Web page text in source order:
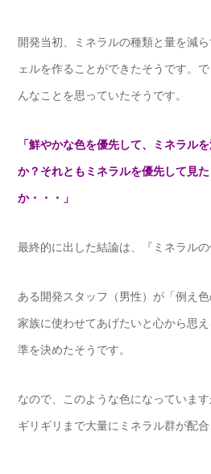
開発当初、ミネラルの種類と量を減
ェルを作ることができたそうです。
んなことを思っていたそうです。
「鮮やかな色を優先して、ミネラル
か？それともミネラルを優先して見
か・・・」
最終的に出した結論は、『ミネラルの
ある開発スタッフ（男性）が「例え色
家族に使わせてあげたいと心から思
準を決めたそうです。
なので、このような色になっていま
ギリギリまで大量にミネラル群が配合